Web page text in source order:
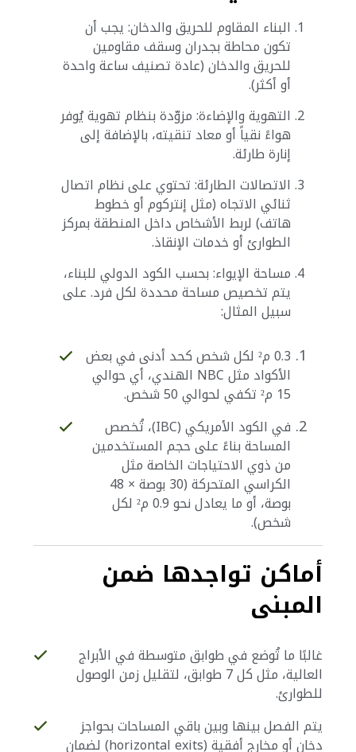
البناء المقاوم للحريق والدخان: يجب أن
تكون محاطة بجدران وسقف مقاومين
للحريق والدخان (عادة تصنيف ساعة واحدة
أو أكثر).
التهوية والإضاءة: مزوّدة بنظام تهوية يُوفر
هواءً نقياً أو معاد تنقيته، بالإضافة إلى
إنارة طارئة.
الاتصالات الطارئة: تحتوي على نظام اتصال
ثنائي الاتجاه (مثل إنتركوم أو خطوط
هاتف) لربط الأشخاص داخل المنطقة بمركز
الطوارئ أو خدمات الإنقاذ.
مساحة الإيواء: بحسب الكود الدولي للبناء،
يتم تخصيص مساحة محددة لكل فرد. على
سبيل المثال:
0.3 م² لكل شخص كحد أدنى في بعض
الأكواد مثل NBC الهندي، أي حوالي
15 م² تكفي لحوالي 50 شخص.
في الكود الأمريكي (IBC)، تُخصص
المساحة بناءً على حجم المستخدمين
من ذوي الاحتياجات الخاصة مثل
الكراسي المتحركة (30 بوصة × 48
بوصة، أو ما يعادل نحو 0.9 م² لكل
شخص).
أماكن تواجدها ضمن
المبنى
غالبًا ما تُوضع في طوابق متوسطة في الأبراج
العالية، مثل كل 7 طوابق، لتقليل زمن الوصول
للطوارئ.
يتم الفصل بينها وبين باقي المساحات بحواجز
دخان أو مخارج أفقية (horizontal exits) لضمان